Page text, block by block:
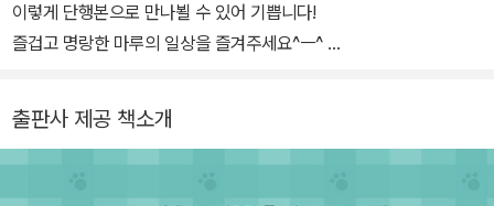
이렇게 단행본으로 만나뵐 수 있어 기쁩니다!
즐겁고 명랑한 마루의 일상을 즐겨주세요^ㅡ^
출판사 제공 책소개